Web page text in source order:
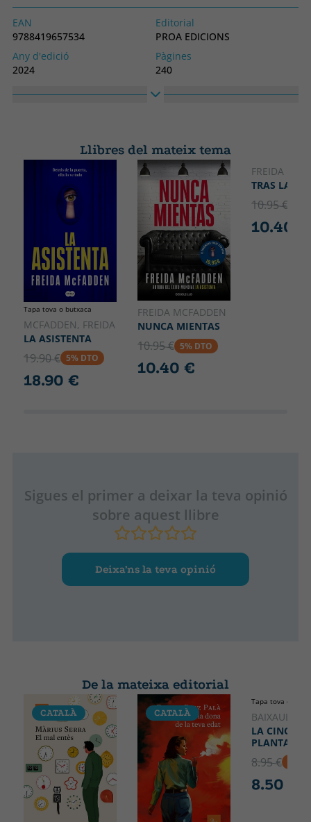
en Tom pel receptor com si fossin en una pel·lícula de terror.
Ningú excepte la Karen, una companya que anima en
Richard a buscar pistes que la policia refusa investigar.
Rastrejar el número de telèfon al qual va trucar en Tom des
de la cabina el porta a una casa abandonada al bosc de
Mirall. Allà veu una cara terrorífica a la finestra. I llavors les
veus comencen a xiuxiuejar-li a l'orella... I, tanmateix, en
EAN
9788419657534
Editorial
PROA EDICIONS
Any d'edició
2024
Pàgines
240
Idioma
Llibres del mateix tema
Tapa tova o butxaca
MCFADDEN, FREIDA
LA ASISTENTA
19.90 € 5% DTO
18.90 €
FREIDA MCFADDEN
NUNCA MIENTAS
10.95 € 5% DTO
10.40 €
FREIDA
TRAS LA
10.95 €
10.40 €
Sigues el primer a deixar la teva opinió
sobre aquest llibre
Deixa’ns la teva opinió
De la mateixa editorial
CATALÀ CATALÀ CATALÀ
Tapa tova o
BAIXAULI,
LA
PLANTA
8.95 €
8.50 €